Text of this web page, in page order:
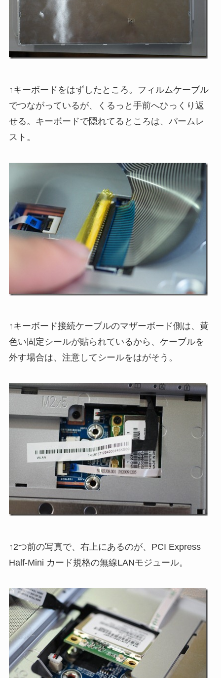
↑キーボードをはずしたところ。フィルムケーブル
でつながっているが、くるっと手前へひっくり返
せる。キーボードで隠れてるところは、パームレ
スト。
↑キーボード接続ケーブルのマザーボード側は、黄
色い固定シールが貼られているから、ケーブルを
外す場合は、注意してシールをはがそう。
↑2つ前の写真で、右上にあるのが、PCI Express
Half-Mini カード規格の無線LANモジュール。